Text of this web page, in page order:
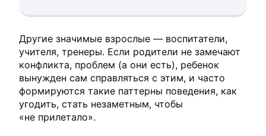
Другие значимые взрослые — воспитатели,
учителя, тренеры. Если родители не замечают
конфликта, проблем (а они есть), ребенок
вынужден сам справляться с этим, и часто
формируются такие паттерны поведения, как
угодить, стать незаметным, чтобы
«не прилетало».